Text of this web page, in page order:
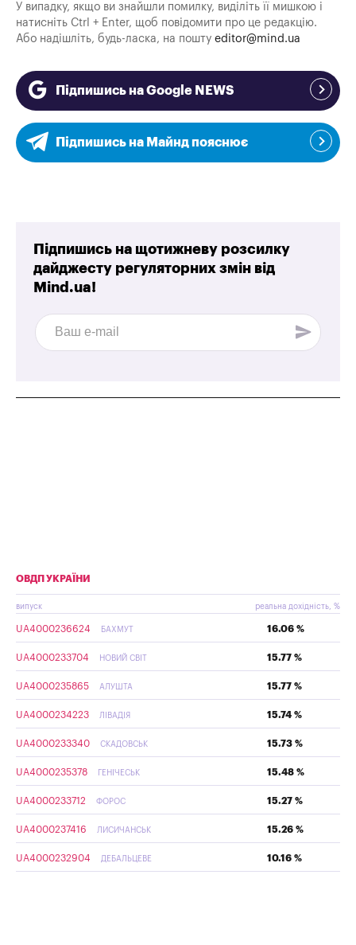
У випадку, якщо ви знайшли помилку, виділіть її мишкою і
натисніть Ctrl + Enter, щоб повідомити про це редакцію.
Або надішліть, будь-ласка, на пошту editor@mind.ua
Підпишись на Google NEWS
Підпишись на Майнд пояснює
Підпишись на щотижневу розсилку
дайджесту регуляторних змін від
Mind.ua!
ОВДП УКРАЇНИ
випуск реальна дохідність, %
UA4000236624 БАХМУТ 16.06 %
UA4000233704 НОВИЙ СВІТ 15.77 %
UA4000235865 АЛУШТА 15.77 %
UA4000234223 ЛІВАДІЯ 15.74 %
UA4000233340 СКАДОВСЬК 15.73 %
UA4000235378 ГЕНІЧЕСЬК 15.48 %
UA4000233712 ФОРОС 15.27 %
UA4000237416 ЛИСИЧАНСЬК 15.26 %
UA4000232904 ДЕБАЛЬЦЕВЕ 10.16 %